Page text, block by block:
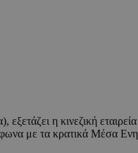
η κινεζική
με τα κρατικά Μέσα